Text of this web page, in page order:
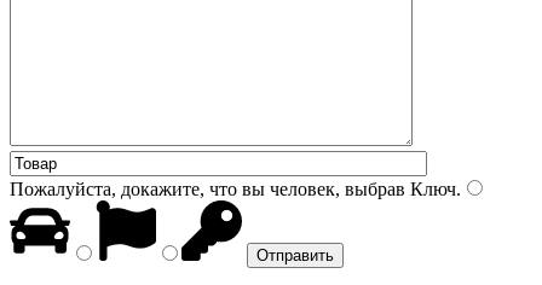
Пожалуйста, докажите, что вы человек, выбрав Ключ.